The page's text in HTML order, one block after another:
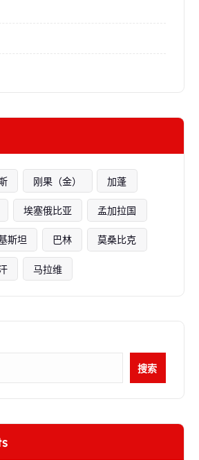
刚果（金） 加蓬
埃塞俄比亚 孟加拉国
斯坦 巴林 莫桑比克
马拉维
搜索